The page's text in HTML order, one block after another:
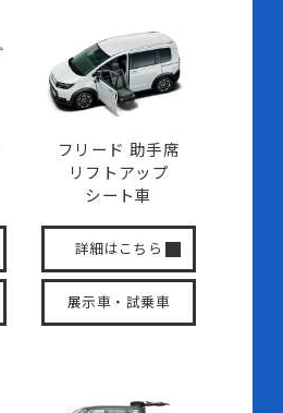
フリード 助手席
リフトアップ
シート車
詳細はこちら
展示車・試乗車